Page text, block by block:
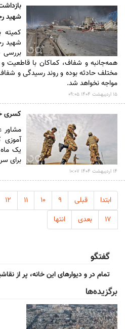
شهید
کمیته
شهید
بررسی
همه‌جانبه و شفاف، کماکان با قاطعیت
مختلف حادثه بوده و روند رسیدگی و
مواجه نخواهد شد.
۱۵ ارديبهشت ۱۴۰۴ ۰۹:۰۵
کسری
مشاور
آموزی
یک
برای
۱۴ ارديبهشت ۱۴۰۴ ۱۰:۰۷
ابتدا قبلی ۹ ۱۰ ۱۱ ۱۲
۱۷
بعدی انتها
گفتگو
تمام در و دیوارهای این خانه، پر از
برگزیده‌ها